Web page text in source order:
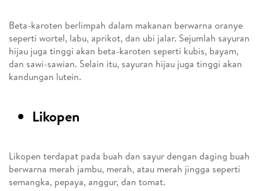
Beta-karoten berlimpah dalam makanan berwarna oranye
seperti wortel, labu, aprikot, dan ubi jalar. Sejumlah sayuran
hijau juga tinggi akan beta-karoten seperti kubis, bayam,
dan sawi-sawian. Selain itu, sayuran hijau juga tinggi akan
kandungan lutein.
Likopen
Likopen terdapat pada buah dan sayur dengan daging buah
berwarna merah jambu, merah, atau merah jingga seperti
semangka, pepaya, anggur, dan tomat.